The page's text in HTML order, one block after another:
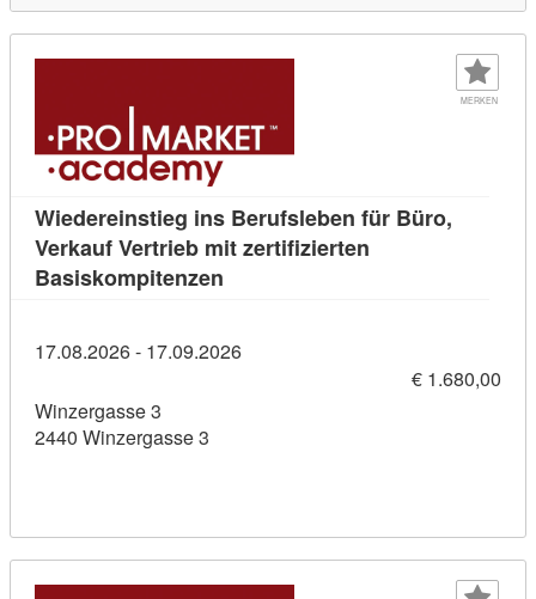
MERKEN
Wiedereinstieg ins Berufsleben für Büro,
Verkauf Vertrieb mit zertifizierten
Basiskompitenzen
17.08.2026 - 17.09.2026
€ 1.680,00
Winzergasse 3
2440 Winzergasse 3